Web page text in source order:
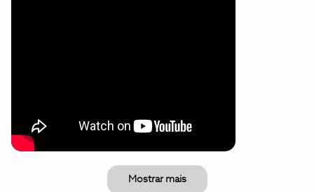
Mostrar mais